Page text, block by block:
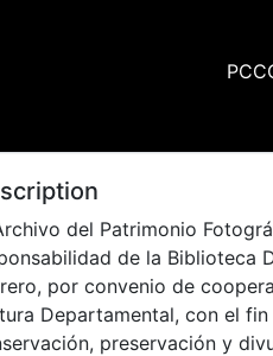
del Patrimonio
de la Biblioteca
por convenio de
Departamental, con el
preservación y